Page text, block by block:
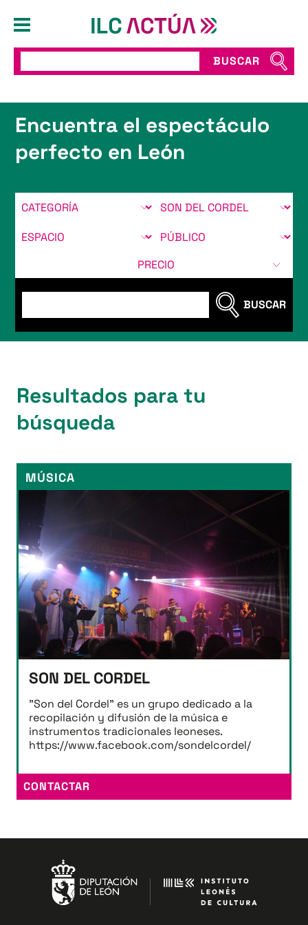
BUSCAR
Encuentra el espectáculo
perfecto en León
PRECIO
BUSCAR
Resultados para tu
búsqueda
MÚSICA
SON DEL CORDEL
"Son del Cordel" es un grupo dedicado a la
recopilación y difusión de la música e
instrumentos tradicionales leoneses.
https://www.facebook.com/sondelcordel/
CONTACTAR